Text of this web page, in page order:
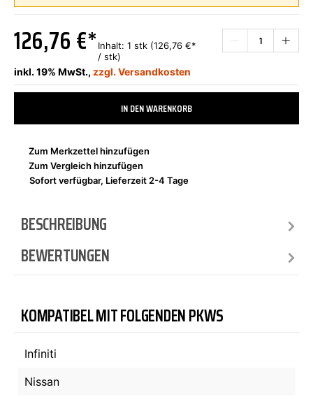
126,76 €* Inhalt:1 stk (126,76 €*
/ stk)
inkl. 19% MwSt., zzgl. Versandkosten
IN DEN WARENKORB
Zum Merkzettel hinzufügen
Zum Vergleich hinzufügen
Sofort verfügbar, Lieferzeit 2-4 Tage
BESCHREIBUNG
BEWERTUNGEN
KOMPATIBEL MIT FOLGENDEN PKWS
Infiniti
Nissan